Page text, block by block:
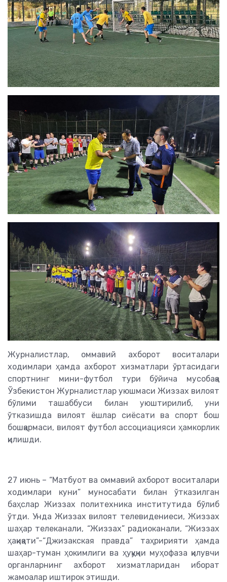
Журналистлар, оммавий ахборот воситалари
ходимлари ҳамда ахборот хизматлари ўртасидаги
спортнинг мини-футбол тури бўйича мусобақа
Ўзбекистон Журналистлар уюшмаси Жиззах вилоят
бўлими ташаббуси билан уюштирилиб, уни
ўтказишда вилоят ёшлар сиёсати ва спорт бош
бошқармаси, вилоят футбол ассоциацияси ҳамкорлик
қилишди.
27 июнь – “Матбуот ва оммавий ахборот воситалари
ходимлари куни” муносабати билан ўтказилган
баҳслар Жиззах политехника институтида бўлиб
ўтди. Унда Жиззах вилоят телевидениеси, Жиззах
шаҳар телеканали, “Жиззах” радиоканали, “Жиззах
ҳақиқати”-“Джизакская правда” таҳририяти ҳамда
шаҳар-туман ҳокимлиги ва ҳуқуқни муҳофаза қилувчи
органларнинг ахборот хизматларидан иборат
жамоалар иштирок этишди.